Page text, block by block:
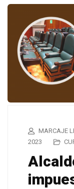
MARCAJE
2023